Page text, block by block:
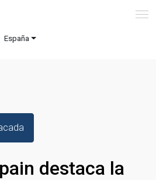
España
destaca la